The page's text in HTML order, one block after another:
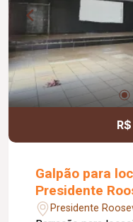
Galpão para
Presidente
Presidente